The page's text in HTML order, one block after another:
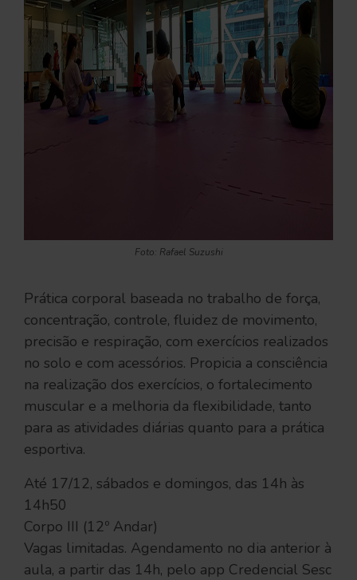
Foto: Rafael Suzushi
Prática corporal baseada no trabalho de força,
concentração, controle, fluidez de movimento,
precisão e respiração, com exercícios realizados
no solo e com acessórios. Propicia a consciência
na realização dos exercícios, o fortalecimento
muscular e a melhoria da flexibilidade, tanto
para as atividades diárias quanto para a prática
esportiva.
Até 17/12, sábados e domingos, das 14h às
14h50
Corpo III (12º Andar)
Vagas limitadas. Agendamento no dia anterior à
aula, a partir das 14h, pelo app Credencial Sesc